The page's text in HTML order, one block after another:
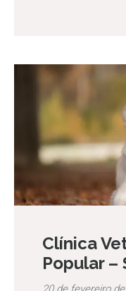
Clínica
Popular –